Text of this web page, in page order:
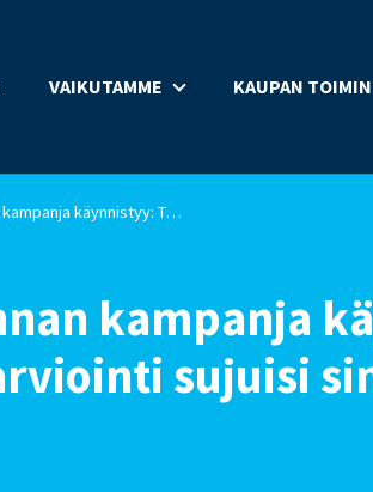
VAIKUTAMME KAUPAN
Uusi ikärajavalvonnan kampanja käynnistyy: Testaa, miten iän arviointi sujuisi sinulta!
kampanja
sujuisi